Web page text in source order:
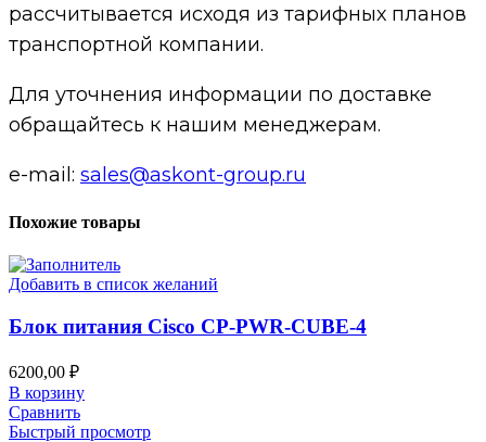
рассчитывается исходя из тарифных планов
транспортной компании.
Для уточнения информации по доставке
обращайтесь к нашим менеджерам.
e-mail: sales@askont-group.ru
Похожие товары
Добавить в список желаний
Блок питания Cisco CP-PWR-CUBE-4
6200,00 ₽
В корзину
Сравнить
Быстрый просмотр